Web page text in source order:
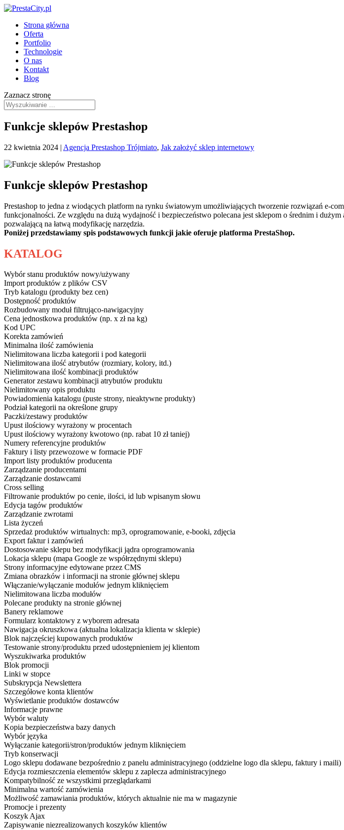
Strona główna
Oferta
Portfolio
Technologie
O nas
Kontakt
Blog
Zaznacz stronę
Funkcje sklepów Prestashop
22 kwietnia 2024 | Agencja Prestashop Trójmiato, Jak założyć sklep internetowy
Funkcje sklepów Prestashop
Prestashop to jedna z wiodących platform na rynku światowym umożliwiających tworzenie rozwiązań e-
funkcjonalności. Ze względu na dużą wydajność i bezpieczeństwo polecana jest sklepom o średnim i
pozwalającą na łatwą modyfikację narzędzia.
Poniżej przedstawiamy spis podstawowych funkcji jakie oferuje platforma PrestaShop.
KATALOG
Wybór stanu produktów nowy/używany
Import produktów z plików CSV
Tryb katalogu (produkty bez cen)
Dostępność produktów
Rozbudowany moduł filtrująco-nawigacyjny
Cena jednostkowa produktów (np. x zł na kg)
Kod UPC
Korekta zamówień
Minimalna ilość zamówienia
Nielimitowana liczba kategorii i pod kategorii
Nielimitowana ilość atrybutów (rozmiary, kolory, itd.)
Nielimitowana ilość kombinacji produktów
Generator zestawu kombinacji atrybutów produktu
Nielimitowany opis produktu
Powiadomienia katalogu (puste strony, nieaktywne produkty)
Podział kategorii na określone grupy
Paczki/zestawy produktów
Upust ilościowy wyrażony w procentach
Upust ilościowy wyrażony kwotowo (np. rabat 10 zł taniej)
Numery referencyjne produktów
Faktury i listy przewozowe w formacie PDF
Import listy produktów producenta
Zarządzanie producentami
Zarządzanie dostawcami
Cross selling
Filtrowanie produktów po cenie, ilości, id lub wpisanym słowu
Edycja tagów produktów
Zarządzanie zwrotami
Lista życzeń
Sprzedaż produktów wirtualnych: mp3, oprogramowanie, e-booki, zdjęcia
Export faktur i zamówień
Dostosowanie sklepu bez modyfikacji jądra oprogramowania
Lokacja sklepu (mapa Google ze współrzędnymi sklepu)
Strony informacyjne edytowane przez CMS
Zmiana obrazków i informacji na stronie głównej sklepu
Włączanie/wyłączanie modułów jednym kliknięciem
Nielimitowana liczba modułów
Polecane produkty na stronie głównej
Banery reklamowe
Formularz kontaktowy z wyborem adresata
Nawigacja okruszkowa (aktualna lokalizacja klienta w sklepie)
Blok najczęściej kupowanych produktów
Testowanie strony/produktu przed udostępnieniem jej klientom
Wyszukiwarka produktów
Blok promocji
Linki w stopce
Subskrypcja Newslettera
Szczegółowe konta klientów
Wyświetlanie produktów dostawców
Informacje prawne
Wybór waluty
Kopia bezpieczeństwa bazy danych
Wybór języka
Wyłączanie kategorii/stron/produktów jednym kliknięciem
Tryb konserwacji
Logo sklepu dodawane bezpośrednio z panelu administracyjnego (oddzielne logo dla sklepu, faktury i maili)
Edycja rozmieszczenia elementów sklepu z zaplecza administracyjnego
Kompatybilność ze wszystkimi przeglądarkami
Minimalna wartość zamówienia
Możliwość zamawiania produktów, których aktualnie nie ma w magazynie
Promocje i prezenty
Koszyk Ajax
Zapisywanie niezrealizowanych koszyków klientów